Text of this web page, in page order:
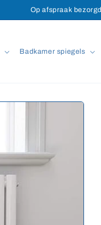
Op afspraak bezorgd
Badkamer spiegels